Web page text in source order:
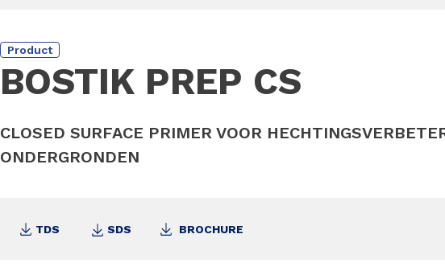
Product
BOSTIK PREP CS
CLOSED SURFACE PRIMER VOOR
ONDERGRONDEN
TDS SDS BROCHURE